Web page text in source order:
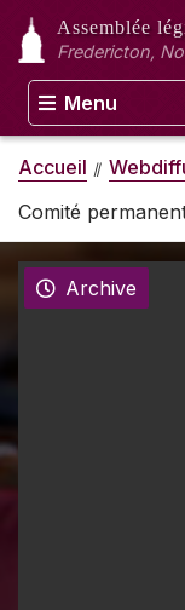
Assemblée
Fredericton,
Menu
Accueil
Comité
Archive